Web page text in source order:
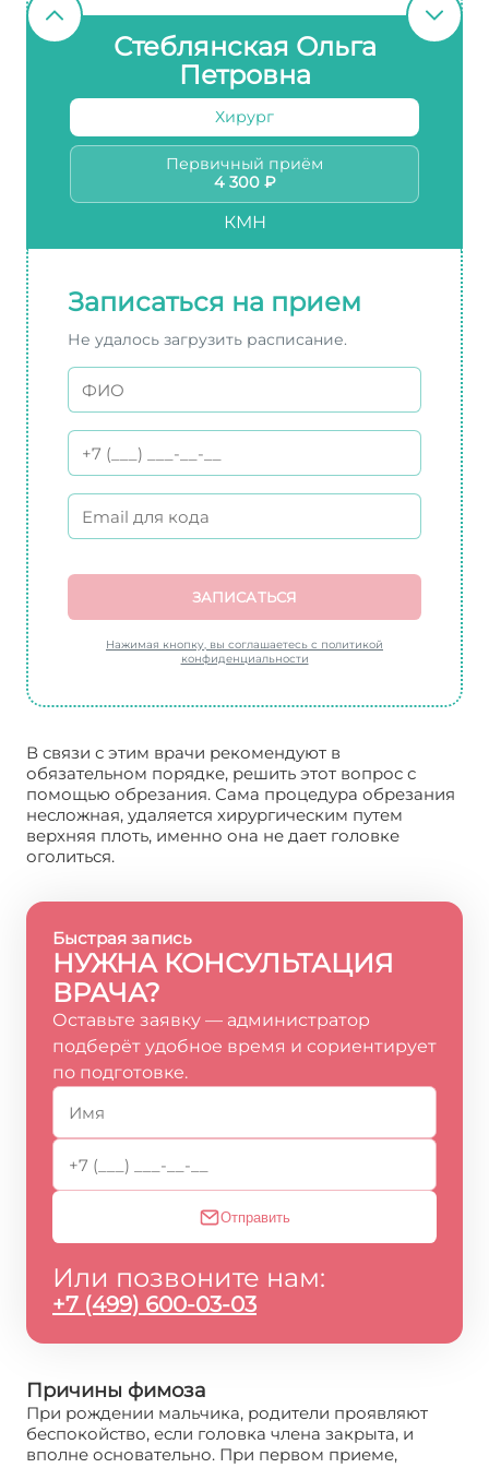
Стеблянская Ольга
Петровна
Хирург
Первичный приём
4 300 ₽
КМН
Записаться на прием
Не удалось загрузить расписание.
ЗАПИСАТЬСЯ
Нажимая кнопку, вы соглашаетесь с политикой
конфиденциальности
В связи с этим врачи рекомендуют в
обязательном порядке, решить этот вопрос с
помощью обрезания. Сама процедура обрезания
несложная, удаляется хирургическим путем
верхняя плоть, именно она не дает головке
оголиться.
Быстрая запись
НУЖНА КОНСУЛЬТАЦИЯ
ВРАЧА?
Оставьте заявку — администратор
подберёт удобное время и сориентирует
по подготовке.
Отправить
Или позвоните нам:
+7 (499) 600-03-03
Причины фимоза
При рождении мальчика, родители проявляют
беспокойство, если головка члена закрыта, и
вполне основательно. При первом приеме,